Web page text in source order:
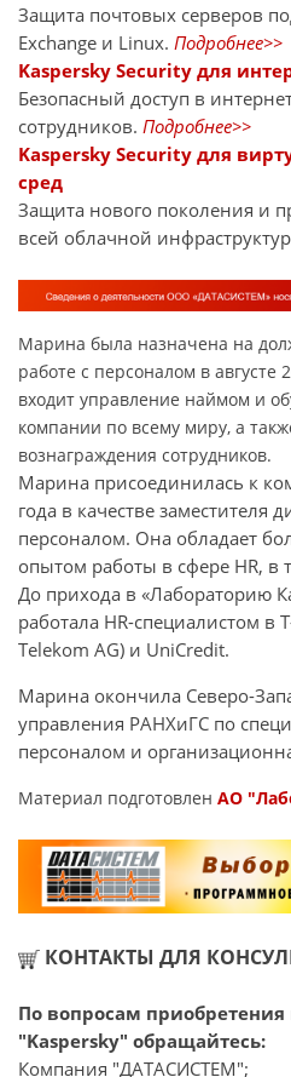
Защита почтовых серверов
Exchange и Linux. Подробнее>>
Kaspersky Security для
Безопасный доступ в
сотрудников. Подробнее>>
Kaspersky Security для
сред
Защита нового поколения и
всей облачной
Марина была назначена на
работе с персоналом в августе
входит управление наймом и
компании по всему миру, а
вознаграждения сотрудников.
Марина присоединилась к
года в качестве заместителя
персоналом. Она обладает
опытом работы в сфере HR, в
До прихода в «Лабораторию
работала HR-специалистом в
Telekom AG) и UniCredit.
Марина окончила Северо-
управления РАНХиГС по
персоналом и
Материал подготовлен АО
КОНТАКТЫ ДЛЯ
По вопросам
"Kaspersky" обращайтесь:
Компания "ДАТАСИСТЕМ";